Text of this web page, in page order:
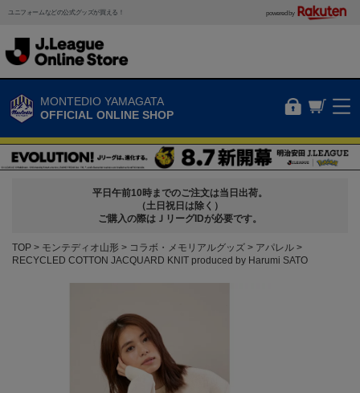
ユニフォームなどの公式グッズが買える！ powered by
MONTEDIO YAMAGATA
OFFICIAL ONLINE SHOP
平日午前10時までのご注文は当日出荷。
（土日祝日は除く）
ご購入の際はＪリーグIDが必要です。
TOP モンテディオ山形 コラボ・メモリアルグッズ
アパレル
RECYCLED COTTON JACQUARD KNIT produced by Harumi SATO